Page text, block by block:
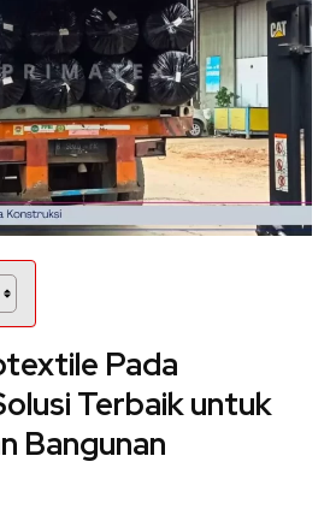
Pada
Terbaik untuk
Bangunan